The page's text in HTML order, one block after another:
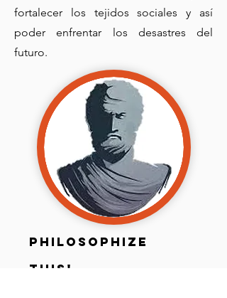
fortalecer los tejidos sociales y así
poder enfrentar los desastres del
futuro.
Philosophize
this!